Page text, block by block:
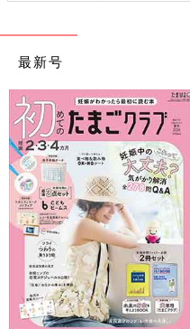
最新号